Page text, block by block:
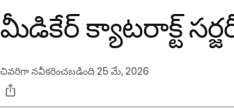
మీడికేర్ క్యాటరాక్ట్
చివరిగా నవీకరించబడింది25 మే, 2026